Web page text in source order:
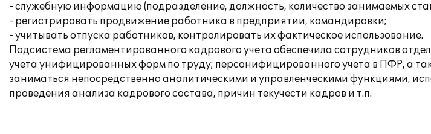
- служебную информацию (подразделение, должность, количество занимаемых
- регистрировать продвижение работника в предприятии, командировки;
- учитывать отпуска работников, контролировать их фактическое использование.
Подсистема регламентированного кадрового учета обеспечила сотрудников
учета унифицированных форм по труду; персонифицированного учета в ПФР, а
заниматься непосредственно аналитическими и управленческими функциями,
проведения анализа кадрового состава, причин текучести кадров и т.п.